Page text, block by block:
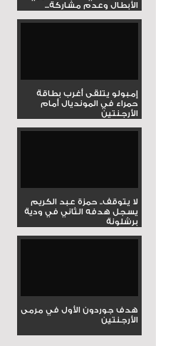
الأبطال وعدم مشاركة...
إمبولو يتلقى أغرب بطاقة
حمراء في المونديال أمام
الأرجنتين
لا يتوقف.. حمزة عبد الكريم
يسجل هدفه الثاني في ودية
برشلونة
هدف جوردون الأول في مرمى
الأرجنتين